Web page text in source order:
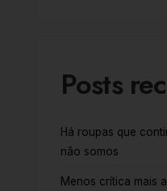
Posts
Há roupas que
não somos
Menos crítica mais